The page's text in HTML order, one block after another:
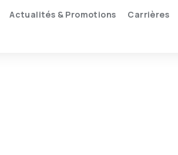
Actualités & Promotions Carrières